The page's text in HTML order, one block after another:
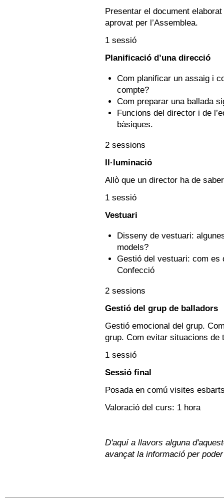
Presentar el document
aprovat per l’Assemblea.
1 sessió
Planificació d’una direcció
Com planificar un assaig i
compte?
Com preparar una ballada
Funcions del director i de
bàsiques.
2 sessions
Il·luminació
Allò que un director ha de
1 sessió
Vestuari
Disseny de vestuari:
models?
Gestió del vestuari: com es
Confecció
2 sessions
Gestió del grup de balladors
Gestió emocional del grup.
grup. Com evitar situacions de
1 sessió
Sessió final
Posada en comú visites
Valoració del curs: 1 hora
D'aquí a llavors alguna
avançat la informació per